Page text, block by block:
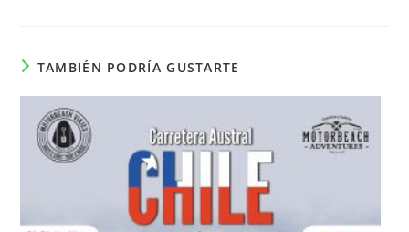
TAMBIÉN PODRÍA GUSTARTE